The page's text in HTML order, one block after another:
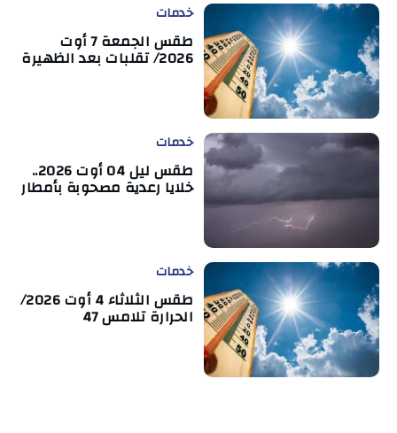
خدمات
طقس الجمعة 7 أوت
2026/ تقلبات بعد الظهيرة
خدمات
طقس ليل 04 أوت 2026..
خلايا رعدية مصحوبة بأمطار
خدمات
طقس الثلاثاء 4 أوت 2026/
الحرارة تلامس 47